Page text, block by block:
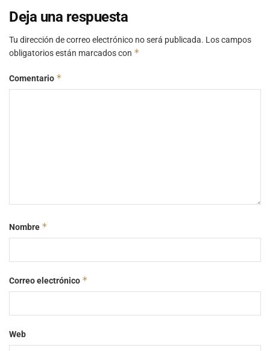
Deja una respuesta
Tu dirección de correo electrónico no será publicada. Los campos
obligatorios están marcados con *
Comentario *
Nombre *
Correo electrónico *
Web